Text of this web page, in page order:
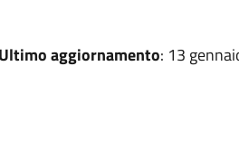
Ultimo aggiornamento: 13